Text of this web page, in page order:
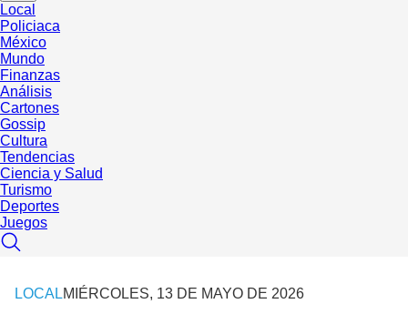
Local
Policiaca
México
Mundo
Finanzas
Análisis
Cartones
Gossip
Cultura
Tendencias
Ciencia y Salud
Turismo
Deportes
Juegos
LOCALMIÉRCOLES, 13 DE MAYO DE 2026